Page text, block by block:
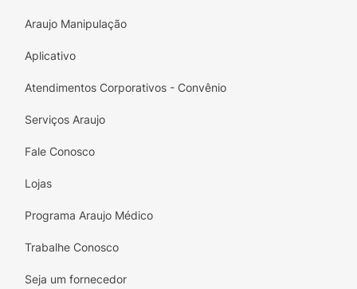
Araujo Manipulação
Aplicativo
Atendimentos Corporativos - Convênio
Serviços Araujo
Fale Conosco
Lojas
Programa Araujo Médico
Trabalhe Conosco
Seja um fornecedor